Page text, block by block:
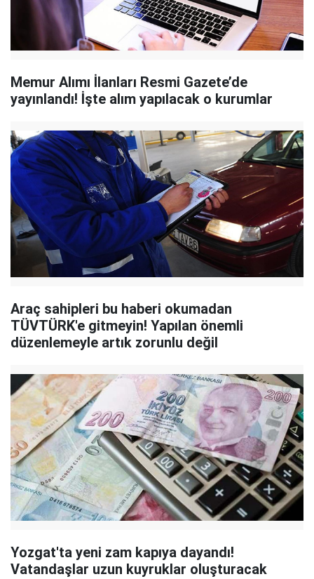
Memur Alımı İlanları Resmi Gazete’de
yayınlandı! İşte alım yapılacak o kurumlar
Araç sahipleri bu haberi okumadan
TÜVTÜRK'e gitmeyin! Yapılan önemli
düzenlemeyle artık zorunlu değil
Yozgat'ta yeni zam kapıya dayandı!
Vatandaşlar uzun kuyruklar oluşturacak